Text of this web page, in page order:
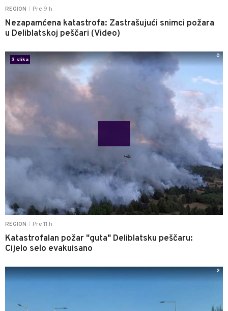
REGION Pre 9 h
Nezapamćena katastrofa: Zastrašujući snimci požara
u Deliblatskoj peščari (Video)
REGION Pre 11 h
Katastrofalan požar "guta" Deliblatsku peščaru:
Cijelo selo evakuisano
3 slika
0
2